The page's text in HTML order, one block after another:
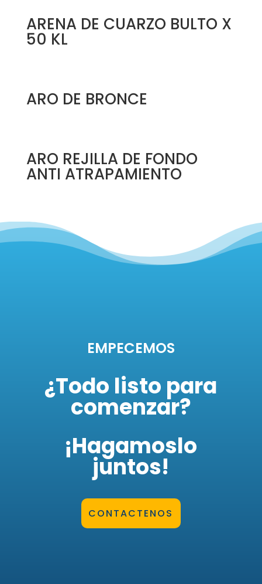
ARENA DE CUARZO BULTO X
50 KL
ARO DE BRONCE
ARO REJILLA DE FONDO
ANTI ATRAPAMIENTO
EMPECEMOS
¿Todo listo para
comenzar?
¡Hagamoslo
juntos!
CONTACTENOS